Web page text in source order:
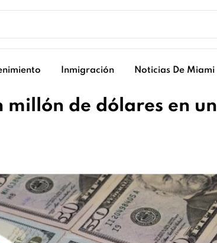
Inmigración Noticias De Miami
millón de dólares en un